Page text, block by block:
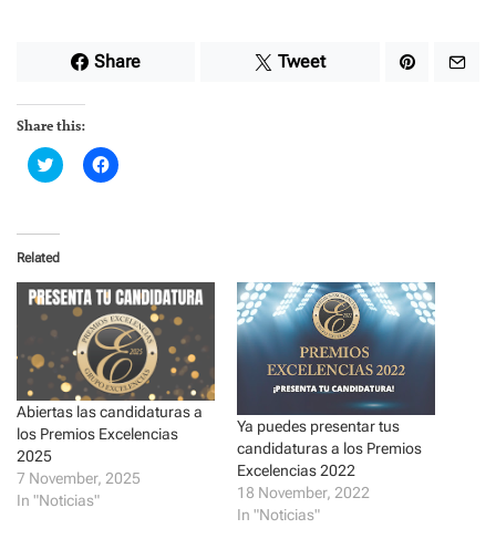
Share Tweet
Share this:
C
l
t
o
s
a
r
o
T
w
t
t
e
O
p
e
C
l
a
r
e
o
n
F
a
c
e
b
o
(
Related
Abiertas las candidaturas a
los Premios Excelencias
2025
7 November, 2025
In "Noticias"
Ya puedes presentar tus
candidaturas a los Premios
Excelencias 2022
18 November, 2022
In "Noticias"